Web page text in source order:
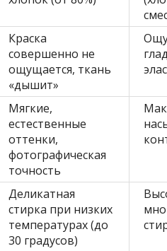
Краска
совершенно не
ощущается, ткань
«дышит»
Мягкие,
естественные
оттенки,
фотографическая
точность
Деликатная
стирка при низких
температурах (до
30 градусов)